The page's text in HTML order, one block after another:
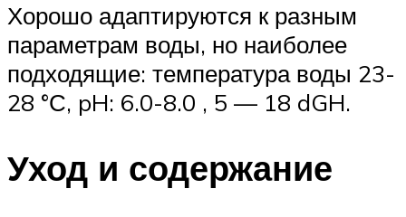
Хорошо адаптируются к разным
параметрам воды, но наиболее
подходящие: температура воды 23-
28 °С, pH: 6.0-8.0 , 5 — 18 dGH.
Уход и содержание